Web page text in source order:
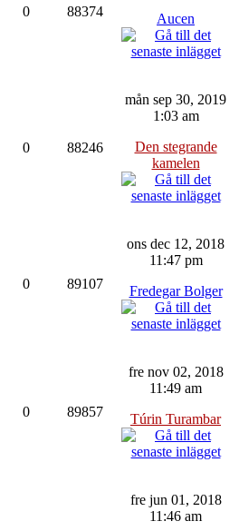
0 88374
Aucen
0 88246
mån sep 30, 2019
1:03 am
Den stegrande
kamelen
0 89107
ons dec 12, 2018
11:47 pm
Fredegar Bolger
0 89857
fre nov 02, 2018
11:49 am
Túrin Turambar
fre jun 01, 2018
11:46 am